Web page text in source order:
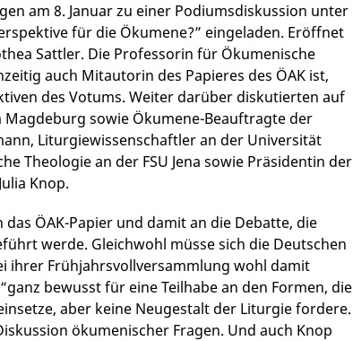
am 8. Januar zu einer Podiumsdiskussion unter
für die Ökumene?” eingeladen. Eröffnet
Sattler. Die Professorin für Ökumenische
auch Mitautorin des Papieres des ÖAK ist,
des Votums. Weiter darüber diskutierten auf
sowie Ökumene-Beauftragte der
Liturgiewissenschaftler an der Universität
Theologie an der FSU Jena sowie Präsidentin der
Knop.
ÖAK-Papier und damit an die Debatte, die
werde. Gleichwohl müsse sich die Deutschen
ihrer Frühjahrsvollversammlung wohl damit
bewusst für eine Teilhabe an den Formen, die
aber keine Neugestalt der Liturgie fordere.
ökumenischer Fragen. Und auch Knop